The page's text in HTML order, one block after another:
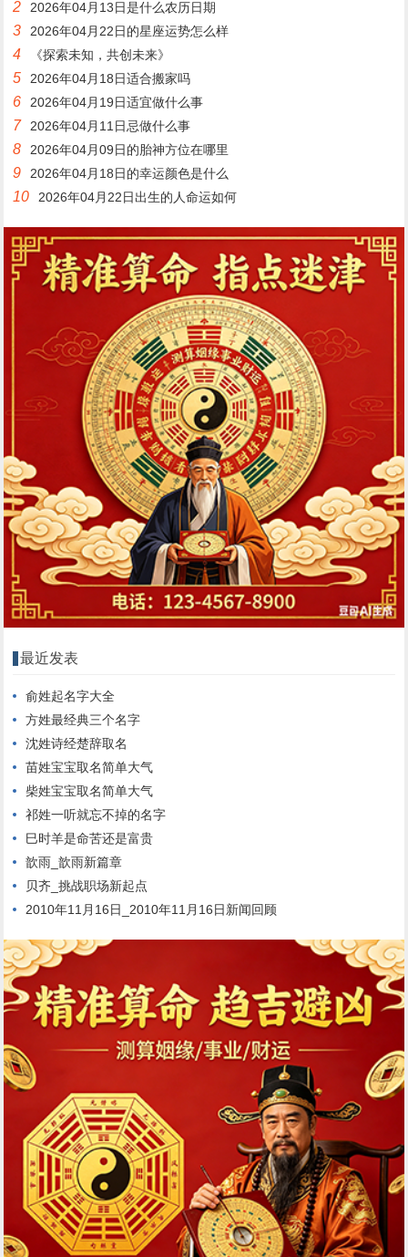
2 2026年04月13日是什么农历日期
3 2026年04月22日的星座运势怎么样
4 《探索未知，共创未来》
5 2026年04月18日适合搬家吗
6 2026年04月19日适宜做什么事
7 2026年04月11日忌做什么事
8 2026年04月09日的胎神方位在哪里
9 2026年04月18日的幸运颜色是什么
10 2026年04月22日出生的人命运如何
最近发表
俞姓起名字大全
方姓最经典三个名字
沈姓诗经楚辞取名
苗姓宝宝取名简单大气
柴姓宝宝取名简单大气
祁姓一听就忘不掉的名字
巳时羊是命苦还是富贵
歆雨_歆雨新篇章
贝齐_挑战职场新起点
2010年11月16日_2010年11月16日新闻回顾